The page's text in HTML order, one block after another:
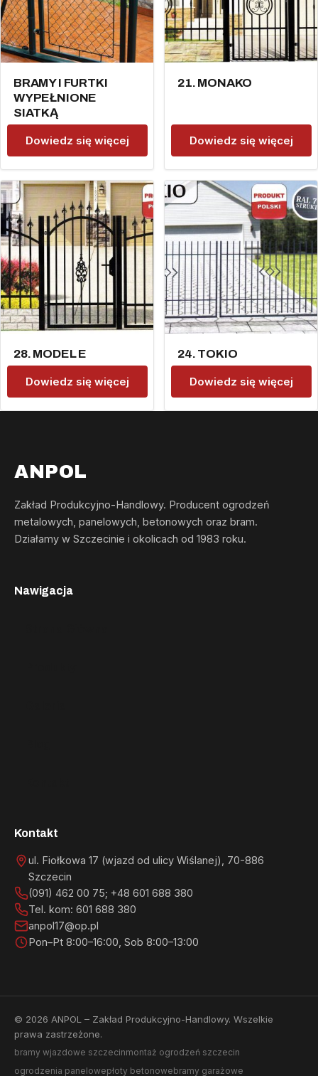
BRAMY I FURTKI
WYPEŁNIONE
SIATKĄ
Dowiedz się więcej
21. MONAKO
Dowiedz się więcej
28. MODEL E
Dowiedz się więcej
24. TOKIO
Dowiedz się więcej
ANPOL
Zakład Produkcyjno-Handlowy. Producent ogrodzeń
metalowych, panelowych, betonowych oraz bram.
Działamy w Szczecinie i okolicach od 1983 roku.
Nawigacja
Kontakt
ul. Fiołkowa 17 (wjazd od ulicy Wiślanej)
70-886
Szczecin
(091) 462 00 75; +48 601 688 380
Tel. kom: 601 688 380
anpol17@op.pl
Pon–Pt 8:00–16:00, Sob 8:00–13:00
© 2026 ANPOL – Zakład Produkcyjno-Handlowy. Wszelkie
prawa zastrzeżone.
bramy wjazdowe szczecinmontaż ogrodzeń szczecin
ogrodzenia panelowepłoty betonowebramy garażowe